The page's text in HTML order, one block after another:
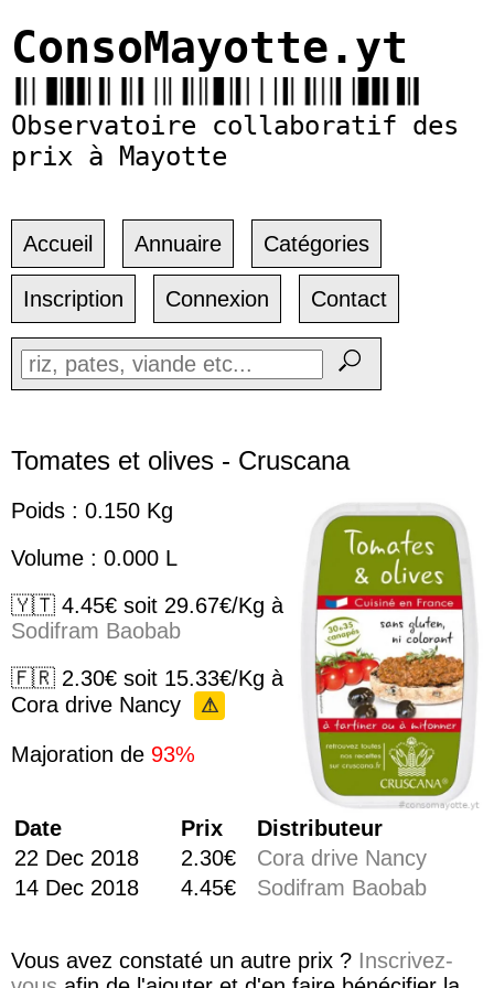
ConsoMayotte.yt
Observatoire collaboratif des
prix à Mayotte
Accueil Annuaire Catégories
Inscription Connexion Contact
Tomates et olives - Cruscana
Poids : 0.150 Kg
Volume : 0.000 L
🇾🇹 4.45€ soit 29.67€/Kg à
Sodifram Baobab
🇫🇷 2.30€ soit 15.33€/Kg à
Cora drive Nancy
⚠
Majoration de 93%
Date Prix
Distributeur
22 Dec 2018
2.30€
Cora drive Nancy
14 Dec 2018
4.45€ Sodifram Baobab
Vous avez constaté un autre prix ? Inscrivez-